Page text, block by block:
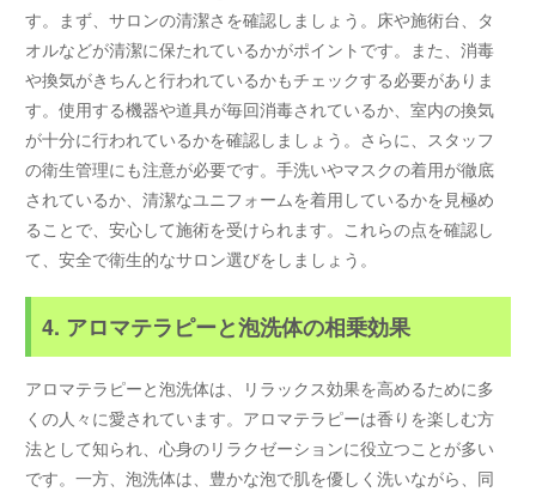
す。まず、サロンの清潔さを確認しましょう。床や施術台、タ
オルなどが清潔に保たれているかがポイントです。また、消毒
や換気がきちんと行われているかもチェックする必要がありま
す。使用する機器や道具が毎回消毒されているか、室内の換気
が十分に行われているかを確認しましょう。さらに、スタッフ
の衛生管理にも注意が必要です。手洗いやマスクの着用が徹底
されているか、清潔なユニフォームを着用しているかを見極め
ることで、安心して施術を受けられます。これらの点を確認し
て、安全で衛生的なサロン選びをしましょう。
4. アロマテラピーと泡洗体の相乗効果
アロマテラピーと泡洗体は、リラックス効果を高めるために多
くの人々に愛されています。アロマテラピーは香りを楽しむ方
法として知られ、心身のリラクゼーションに役立つことが多い
です。一方、泡洗体は、豊かな泡で肌を優しく洗いながら、同